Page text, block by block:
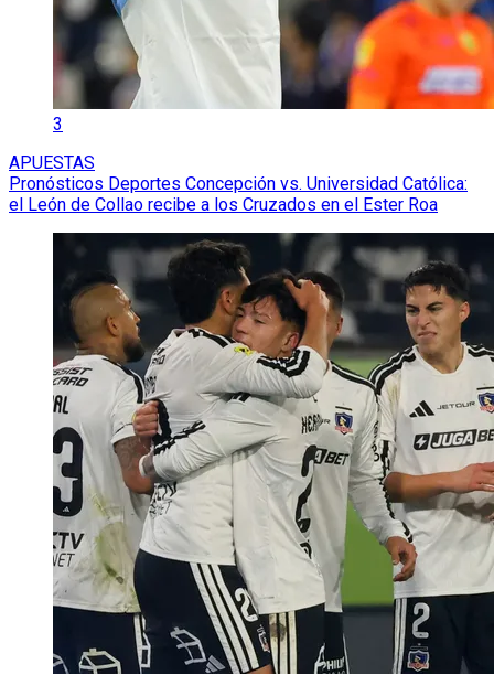
3
APUESTAS
Pronósticos Deportes Concepción vs. Universidad Católica:
el León de Collao recibe a los Cruzados en el Ester Roa